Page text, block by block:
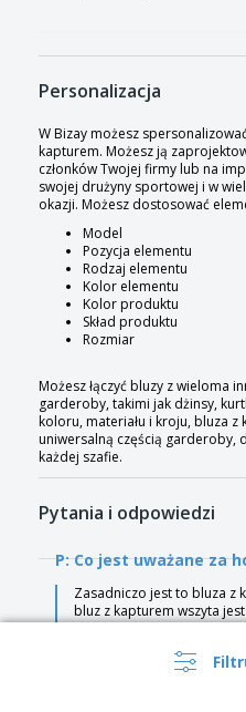
Personalizacja
W Bizay możesz
kapturem. Możesz ją
członków Twojej firmy lub na
swojej drużyny sportowej i w
okazji. Możesz dostosować
Model
Pozycja elementu
Rodzaj elementu
Kolor elementu
Kolor produktu
Skład produktu
Rozmiar
Możesz łączyć bluzy z wieloma
garderoby, takimi jak dżinsy,
koloru, materiału i kroju, bluza
uniwersalną częścią garderoby,
każdej szafie.
Pytania i odpowiedzi
P: Co jest uważane za
Zasadniczo jest to bluza z
bluz z kapturem wszyta
kaptura reguluje się
P: Jaka jest różnica